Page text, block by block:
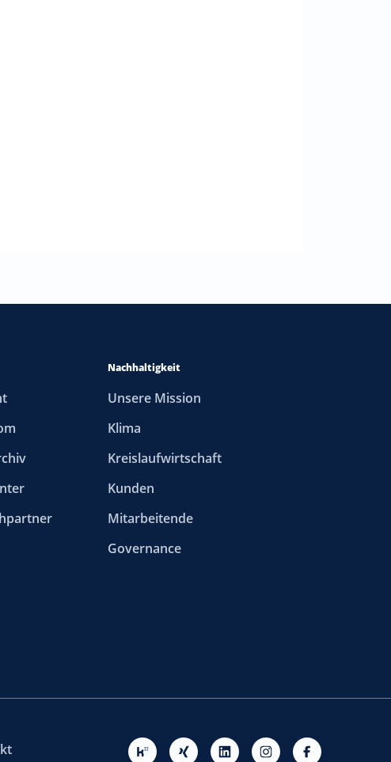
Nachhaltigkeit
Unsere Mission
Klima
Kreislaufwirtschaft
Kunden
Mitarbeitende
Governance